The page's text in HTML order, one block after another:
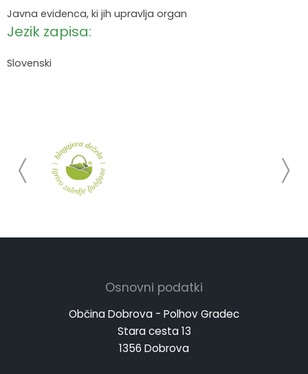
Javna evidenca, ki jih upravlja organ
Jezik zapisa:
Slovenski
Osnovni podatki
Občina Dobrova - Polhov Gradec
Stara cesta 13
1356 Dobrova